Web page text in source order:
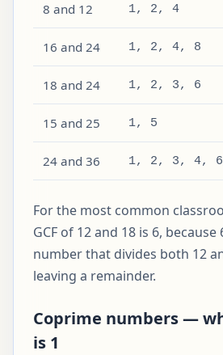
8 and 12 1, 2, 4
16 and 24 1, 2, 4, 8
18 and 24 1, 2, 3, 6
15 and 25 1, 5
24 and 36 1, 2, 3, 4,
For the most common
GCF of 12 and 18 is 6,
number that divides both 12
leaving a remainder.
Coprime numbers —
is 1